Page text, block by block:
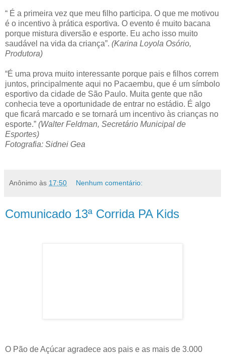
“ É a primeira vez que meu filho participa. O que me motivou
é o incentivo à prática esportiva. O evento é muito bacana
porque mistura diversão e esporte. Eu acho isso muito
saudável na vida da criança”. (Karina Loyola Osório,
Produtora)
“É uma prova muito interessante porque pais e filhos correm
juntos, principalmente aqui no Pacaembu, que é um símbolo
esportivo da cidade de São Paulo. Muita gente que não
conhecia teve a oportunidade de entrar no estádio. É algo
que ficará marcado e se tornará um incentivo às crianças no
esporte.” (Walter Feldman, Secretário Municipal de
Esportes)
Fotografia: Sidnei Gea
Anônimo às 17:50 Nenhum comentário:
Comunicado 13ª Corrida PA Kids
O Pão de Açúcar agradece aos pais e as mais de 3.000